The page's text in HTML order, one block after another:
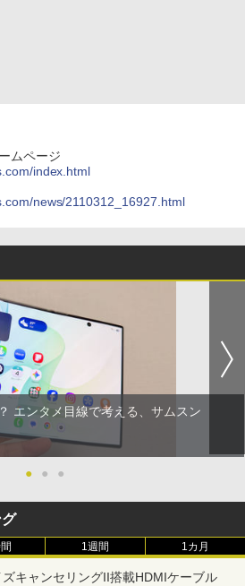
ムページ
index.html
news/2110312_16927.html
エンタメ目線で考える、サムスン
● ● ●
1週間 1カ月
キャンセリングII搭載HDMIケーブル